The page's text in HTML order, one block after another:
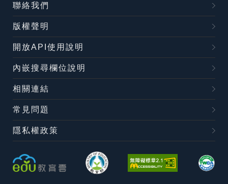
聯絡我們
版權聲明
開放API使用說明
內嵌搜尋欄位說明
相關連結
常見問題
隱私權政策